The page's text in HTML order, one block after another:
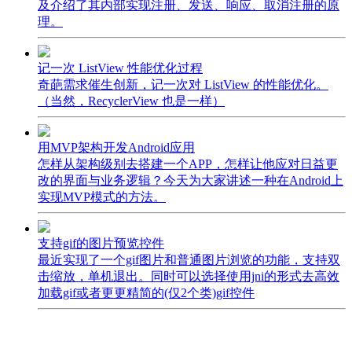
及介绍了其内部实现注册、发送、响应、取消注册的原
理。
记一次 ListView 性能优化过程
奇葩需求催生创新，记一次对 ListView 的性能优化。
（当然，RecyclerView 也是一样）
用MVP架构开发Android应用
怎样从架构级别去搭建一个APP，怎样让他应对日益更
改的界面与业务逻辑？今天为大家讲述一种在Android上
实现MVP模式的方法。
支持gif的图片预览控件
最近实现了一个gif图片和普通图片浏览的功能，支持双
击缩放，单机退出。同时可以选择使用jni的形式去高效
加载gif或者更更精简的(仅2个类)gif控件